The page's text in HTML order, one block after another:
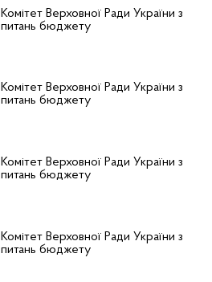
Комітет Верховної Ради України з
питань бюджету
Комітет Верховної Ради України з
питань бюджету
Комітет Верховної Ради України з
питань бюджету
Комітет Верховної Ради України з
питань бюджету